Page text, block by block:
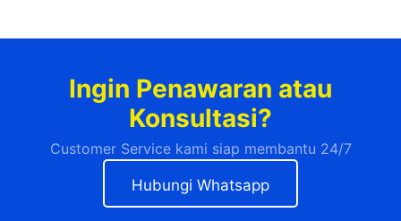
Ingin Penawaran atau
Konsultasi?
Customer Service kami siap membantu 24/7
Hubungi Whatsapp